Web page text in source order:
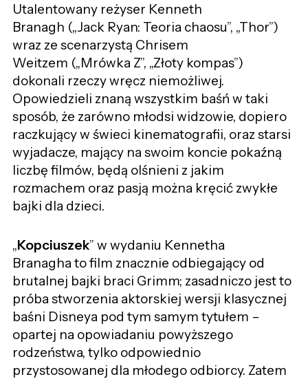
Utalentowany reżyser Kenneth
Branagh („Jack Ryan: Teoria chaosu”, „Thor”)
wraz ze scenarzystą Chrisem
Weitzem („Mrówka Z”, „Złoty kompas”)
dokonali rzeczy wręcz niemożliwej.
Opowiedzieli znaną wszystkim baśń w taki
sposób, że zarówno młodsi widzowie, dopiero
raczkujący w świeci kinematografii, oraz starsi
wyjadacze, mający na swoim koncie pokaźną
liczbę filmów, będą olśnieni z jakim
rozmachem oraz pasją można kręcić zwykłe
bajki dla dzieci.
„Kopciuszek” w wydaniu Kennetha
Branagha to film znacznie odbiegający od
brutalnej bajki braci Grimm; zasadniczo jest to
próba stworzenia aktorskiej wersji klasycznej
baśni Disneya pod tym samym tytułem –
opartej na opowiadaniu powyższego
rodzeństwa, tylko odpowiednio
przystosowanej dla młodego odbiorcy. Zatem